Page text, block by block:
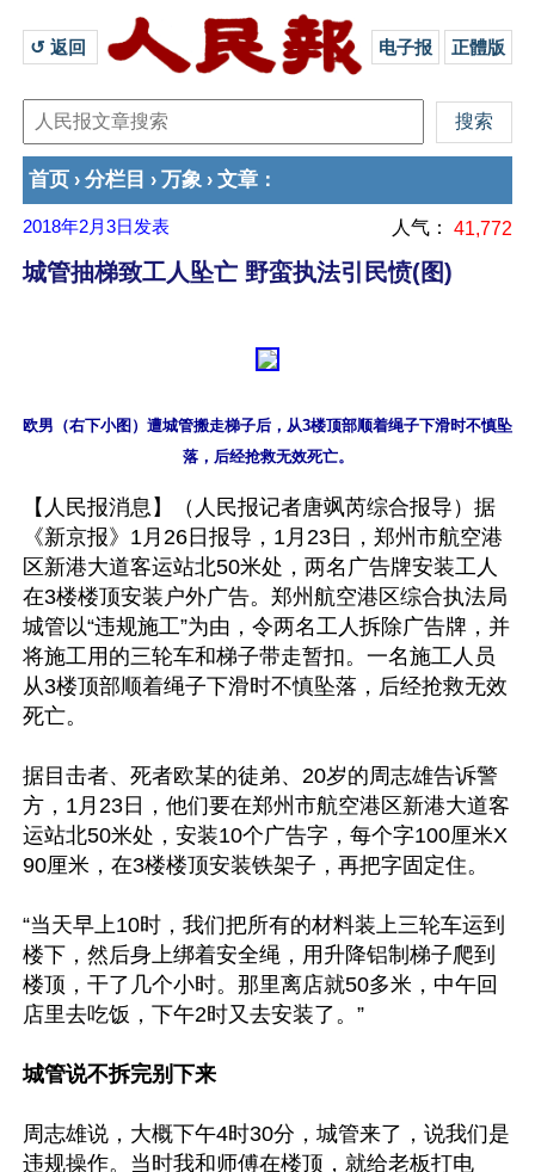
↺ 返回 电子报 正體版
首页 › 分栏目 › 万象 › 文章 ：
2018年2月3日 发表 人气： 41,772
城管抽梯致工人坠亡 野蛮执法引民愤(图)
欧男（右下小图）遭城管搬走梯子后，从3楼顶部顺着绳子下滑时不慎坠
【人民报消息】（人民报记者唐飒芮综合报导）据
《新京报》1月26日报导，1月23日，郑州市航空港
区新港大道客运站北50米处，两名广告牌安装工人
在3楼楼顶安装户外广告。郑州航空港区综合执法局
城管以“违规施工”为由，令两名工人拆除广告牌，并
将施工用的三轮车和梯子带走暂扣。一名施工人员
从3楼顶部顺着绳子下滑时不慎坠落，后经抢救无效
死亡。
据目击者、死者欧某的徒弟、20岁的周志雄告诉警
方，1月23日，他们要在郑州市航空港区新港大道客
运站北50米处，安装10个广告字，每个字100厘米X
90厘米，在3楼楼顶安装铁架子，再把字固定住。
“当天早上10时，我们把所有的材料装上三轮车运到
楼下，然后身上绑着安全绳，用升降铝制梯子爬到
楼顶，干了几个小时。那里离店就50多米，中午回
店里去吃饭，下午2时又去安装了。”
城管说不拆完别下来
周志雄说，大概下午4时30分，城管来了，说我们是
违规操作。当时我和师傅在楼顶，就给老板打电